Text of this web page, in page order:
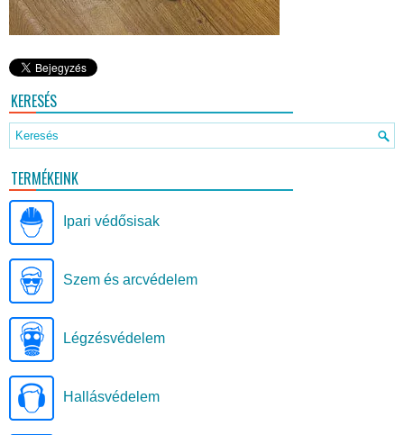
KERESÉS
TERMÉKEINK
Ipari védősisak
Szem és arcvédelem
Légzésvédelem
Hallásvédelem